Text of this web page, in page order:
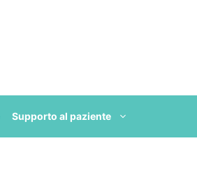
Supporto al paziente